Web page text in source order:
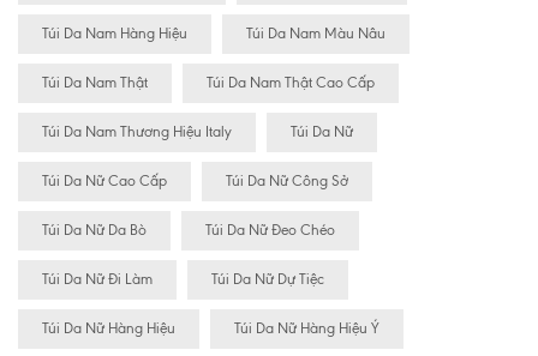
Túi Da Nam Hàng Hiệu Túi Da Nam Màu Nâu
Túi Da Nam Thật Túi Da Nam Thật Cao Cấp
Túi Da Nam Thương Hiệu Italy Túi Da Nữ
Túi Da Nữ Cao Cấp Túi Da Nữ Công Sở
Túi Da Nữ Da Bò Túi Da Nữ Đeo Chéo
Túi Da Nữ Đi Làm Túi Da Nữ Dự Tiệc
Túi Da Nữ Hàng Hiệu Túi Da Nữ Hàng Hiệu Ý